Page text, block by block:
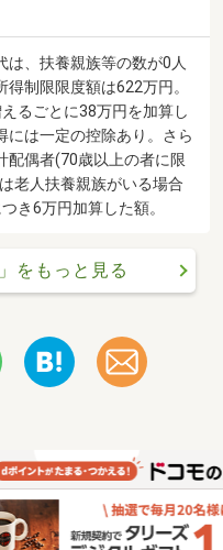
は、扶養親族等の数が0人
得制限限度額は622万円。
るごとに38万円を加算し
には一定の控除あり。さら
配偶者(70歳以上の者に限
老人扶養親族がいる場合
き6万円加算した額。
」をもっと見る